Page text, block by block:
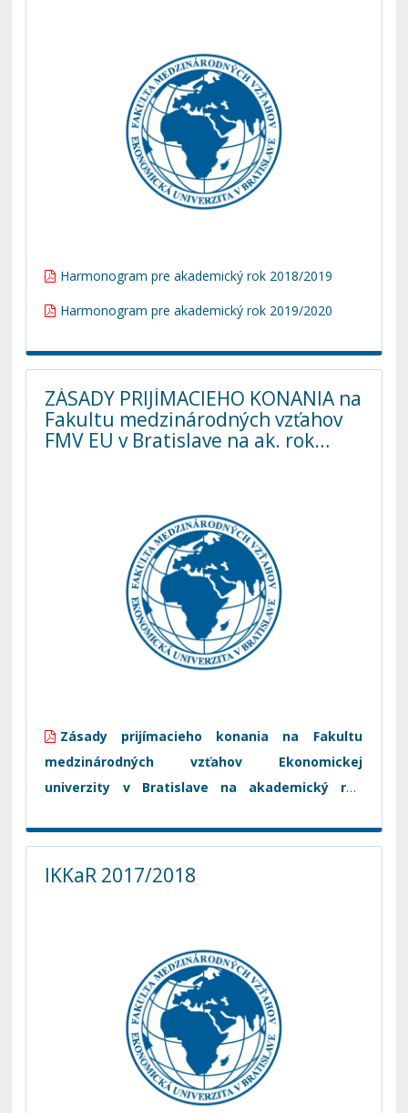
Harmonogram pre akademický rok 2018/2019
Harmonogram pre akademický rok 2019/2020
ZÁSADY PRIJÍMACIEHO KONANIA na
Fakultu medzinárodných vzťahov
FMV EU v Bratislave na ak. rok
Zásady prijímacieho konania na Fakultu
medzinárodných vzťahov Ekonomickej
univerzity v Bratislave na akademický rok
IKKaR 2017/2018